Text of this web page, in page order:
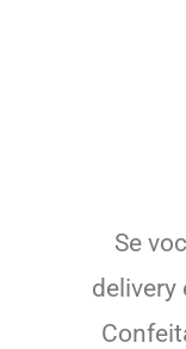
Se
delivery